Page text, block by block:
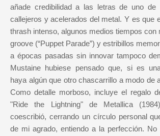
añade credibilidad a las letras de uno de
callejeros y acelerados del metal. Y es que
thrash intenso, algunos medios tiempos con
groove (“Puppet Parade”) y estribillos
a épocas pasadas sin innovar tampoco
Mustaine hubiese pensado que, si es
haya algún que otro chascarrillo a modo de
Como detalle morboso, incluye el regalo
"Ride the Lightning" de Metallica
coescribió, cerrando un círculo personal
de mi agrado, entiendo a la perfección.